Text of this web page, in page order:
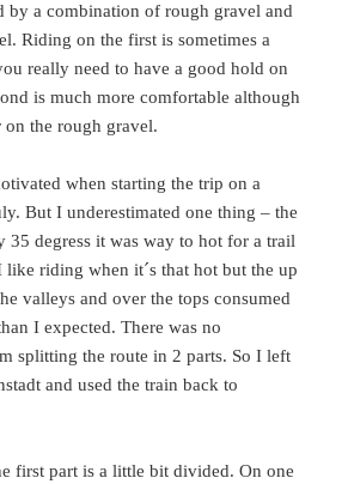
by a combination of rough gravel and
Riding on the first is sometimes a
really need to have a good hold on
is much more comfortable although
on the rough gravel.
when starting the trip on a
But I underestimated one thing – the
35 degress it was way to hot for a trail
riding when it´s that hot but the up
valleys and over the tops consumed
I expected. There was no
splitting the route in 2 parts. So I left
and used the train back to
first part is a little bit divided. On one